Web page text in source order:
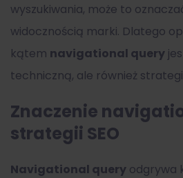
wyszukiwania, może to
widocznością marki. Dlatego
kątem navigational query
techniczną, ale również
Znaczenie
strategii SEO
Navigational query odgrywa